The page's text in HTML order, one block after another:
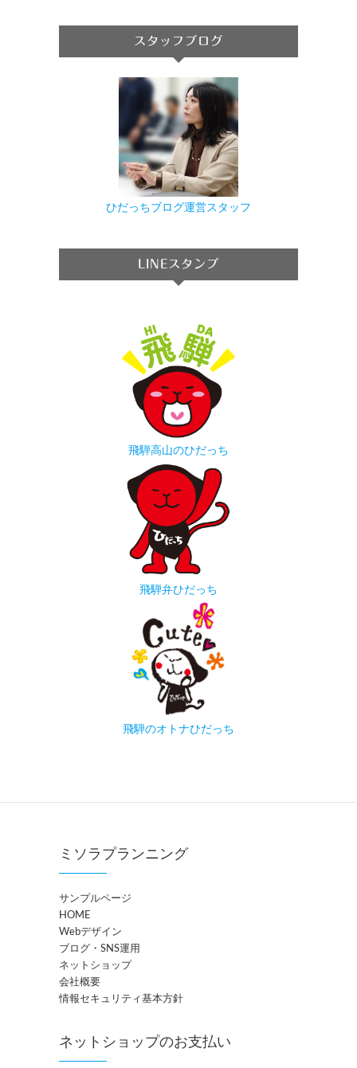
スタッフブログ
ひだっちブログ運営スタッフ
LINEスタンプ
飛騨高山のひだっち
飛騨弁ひだっち
飛騨のオトナひだっち
ミソラプランニング
サンプルページ
HOME
Webデザイン
ブログ・SNS運用
ネットショップ
会社概要
情報セキュリティ基本方針
ネットショップのお支払い